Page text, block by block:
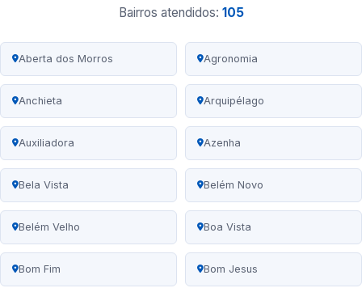
Bairros atendidos: 105
Aberta dos Morros Agronomia
Anchieta Arquipélago
Auxiliadora Azenha
Bela Vista Belém Novo
Belém Velho Boa Vista
Bom Fim Bom Jesus